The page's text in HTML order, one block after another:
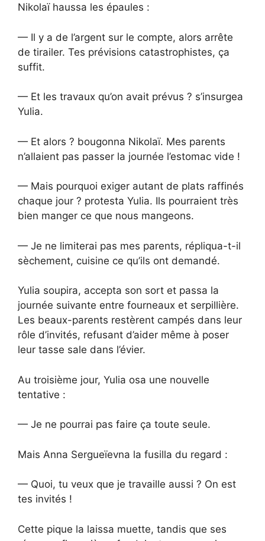
Nikolaï haussa les épaules :
— Il y a de l’argent sur le compte, alors arrête
de tirailer. Tes prévisions catastrophistes, ça
suffit.
— Et les travaux qu’on avait prévus ? s’insurgea
Yulia.
— Et alors ? bougonna Nikolaï. Mes parents
n’allaient pas passer la journée l’estomac vide !
— Mais pourquoi exiger autant de plats raffinés
chaque jour ? protesta Yulia. Ils pourraient très
bien manger ce que nous mangeons.
— Je ne limiterai pas mes parents, répliqua-t-il
sèchement, cuisine ce qu’ils ont demandé.
Yulia soupira, accepta son sort et passa la
journée suivante entre fourneaux et serpillière.
Les beaux-parents restèrent campés dans leur
rôle d’invités, refusant d’aider même à poser
leur tasse sale dans l’évier.
Au troisième jour, Yulia osa une nouvelle
tentative :
— Je ne pourrai pas faire ça toute seule.
Mais Anna Sergueïevna la fusilla du regard :
— Quoi, tu veux que je travaille aussi ? On est
tes invités !
Cette pique la laissa muette, tandis que ses